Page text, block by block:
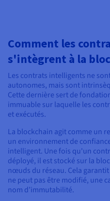
Comment les
s'intègrent à la
Les contrats intelligents ne
autonomes, mais sont
Cette dernière sert de
immuable sur laquelle les
et exécutés.
La blockchain agit comme un
un environnement de
intelligent. Une fois qu'un
déployé, il est stocké sur la
nœuds du réseau. Cela
ne peut pas être modifié, une
nom d’immutabilité.